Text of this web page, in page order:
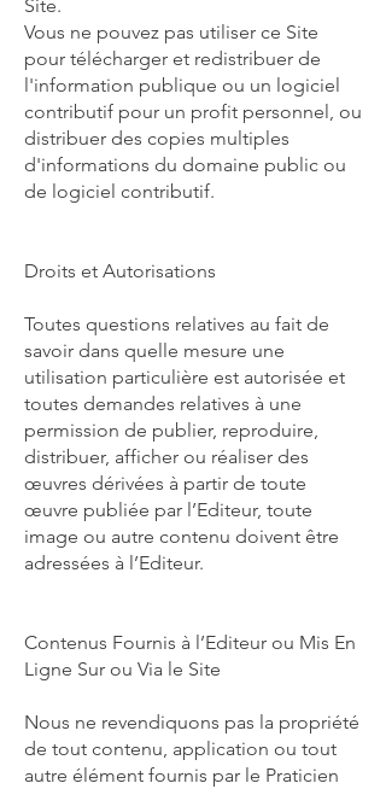
Site.
Vous ne pouvez pas utiliser ce Site
pour télécharger et redistribuer de
l'information publique ou un logiciel
contributif pour un profit personnel, ou
distribuer des copies multiples
d'informations du domaine public ou
de logiciel contributif.
Droits et Autorisations
Toutes questions relatives au fait de
savoir dans quelle mesure une
utilisation particulière est autorisée et
toutes demandes relatives à une
permission de publier, reproduire,
distribuer, afficher ou réaliser des
œuvres dérivées à partir de toute
œuvre publiée par l’Editeur, toute
image ou autre contenu doivent être
adressées à l’Editeur.
Contenus Fournis à l’Editeur ou Mis En
Ligne Sur ou Via le Site
Nous ne revendiquons pas la propriété
de tout contenu, application ou tout
autre élément fournis par le Praticien